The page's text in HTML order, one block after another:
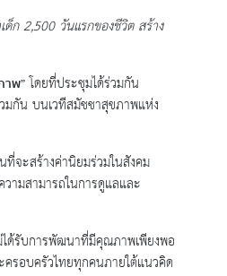
ก 2,500 วันแรกของชีวิต สร้าง
าพ”โดยที่ประชุมได้ร่วมกัน
มกัน บนเวทีสมัชชาสุขภาพแห่ง
จะสร้างค่านิยมร่วมในสังคม
ามสามารถในการดูแลและ
ได้รับการพัฒนาที่มีคุณภาพเพียงพอ
ครอบครัวไทยทุกคนภายใต้แนวคิด